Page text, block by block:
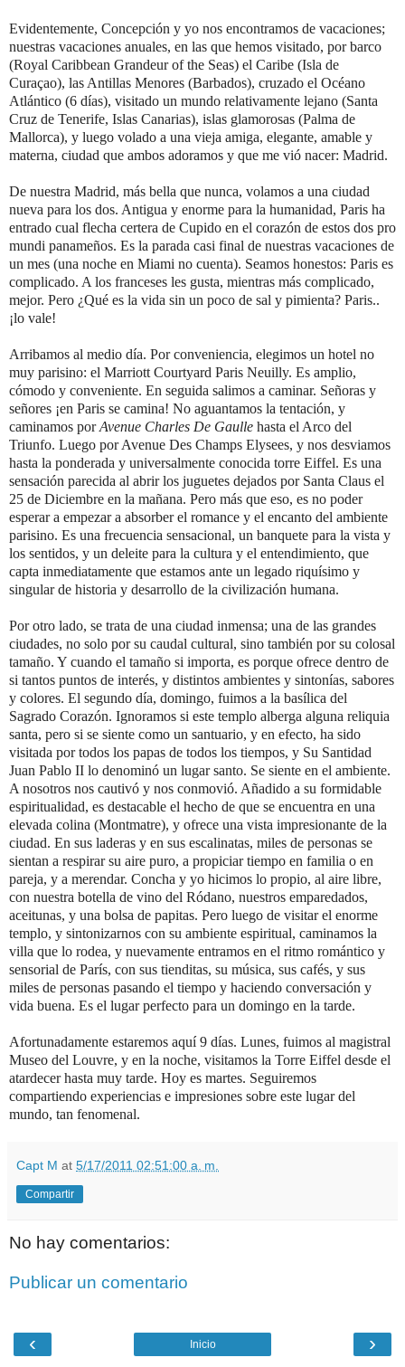
Evidentemente, Concepción y yo nos encontramos de vacaciones;
nuestras vacaciones anuales, en las que hemos visitado, por barco
(Royal Caribbean Grandeur of the Seas) el Caribe (Isla de
Curaçao), las Antillas Menores (Barbados), cruzado el Océano
Atlántico (6 días), visitado un mundo relativamente lejano (Santa
Cruz de Tenerife, Islas Canarias), islas glamorosas (Palma de
Mallorca), y luego volado a una vieja amiga, elegante, amable y
materna, ciudad que ambos adoramos y que me vió nacer: Madrid.
De nuestra Madrid, más bella que nunca, volamos a una ciudad
nueva para los dos. Antigua y enorme para la humanidad, Paris ha
entrado cual flecha certera de Cupido en el corazón de estos dos pro
mundi panameños. Es la parada casi final de nuestras vacaciones de
un mes (una noche en Miami no cuenta). Seamos honestos: Paris es
complicado. A los franceses les gusta, mientras más complicado,
mejor. Pero ¿Qué es la vida sin un poco de sal y pimienta? Paris..
¡lo vale!
Arribamos al medio día. Por conveniencia, elegimos un hotel no
muy parisino: el Marriott Courtyard Paris Neuilly. Es amplio,
cómodo y conveniente. En seguida salimos a caminar. Señoras y
señores ¡en Paris se camina! No aguantamos la tentación, y
caminamos porAvenue Charles De Gaulle hasta el Arco del
Triunfo. Luego por Avenue Des Champs Elysees, y nos desviamos
hasta la ponderada y universalmente conocida torre Eiffel. Es una
sensación parecida al abrir los juguetes dejados por Santa Claus el
25 de Diciembre en la mañana. Pero más que eso, es no poder
esperar a empezar a absorber el romance y el encanto del ambiente
parisino. Es una frecuencia sensacional, un banquete para la vista y
los sentidos, y un deleite para la cultura y el entendimiento, que
capta inmediatamente que estamos ante un legado riquísimo y
singular de historia y desarrollo de la civilización humana.
Por otro lado, se trata de una ciudad inmensa; una de las grandes
ciudades, no solo por su caudal cultural, sino también por su colosal
tamaño. Y cuando el tamaño si importa, es porque ofrece dentro de
si tantos puntos de interés, y distintos ambientes y sintonías, sabores
y colores. El segundo día, domingo, fuimos a la basílica del
Sagrado Corazón. Ignoramos si este templo alberga alguna reliquia
santa, pero si se siente como un santuario, y en efecto, ha sido
visitada por todos los papas de todos los tiempos, y Su Santidad
Juan Pablo II lo denominó un lugar santo. Se siente en el ambiente.
A nosotros nos cautivó y nos conmovió. Añadido a su formidable
espiritualidad, es destacable el hecho de que se encuentra en una
elevada colina (Montmatre), y ofrece una vista impresionante de la
ciudad. En sus laderas y en sus escalinatas, miles de personas se
sientan a respirar su aire puro, a propiciar tiempo en familia o en
pareja, y a merendar. Concha y yo hicimos lo propio, al aire libre,
con nuestra botella de vino del Ródano, nuestros emparedados,
aceitunas, y una bolsa de papitas. Pero luego de visitar el enorme
templo, y sintonizarnos con su ambiente espiritual, caminamos la
villa que lo rodea, y nuevamente entramos en el ritmo romántico y
sensorial de París, con sus tienditas, su música, sus cafés, y sus
miles de personas pasando el tiempo y haciendo conversación y
vida buena. Es el lugar perfecto para un domingo en la tarde.
Afortunadamente estaremos aquí 9 días. Lunes, fuimos al magistral
Museo del Louvre, y en la noche, visitamos la Torre Eiffel desde el
atardecer hasta muy tarde. Hoy es martes. Seguiremos
compartiendo experiencias e impresiones sobre este lugar del
mundo, tan fenomenal.
Capt M at 5/17/2011 02:51:00 a. m.
Compartir
No hay comentarios:
Publicar un comentario
‹ ›
Inicio